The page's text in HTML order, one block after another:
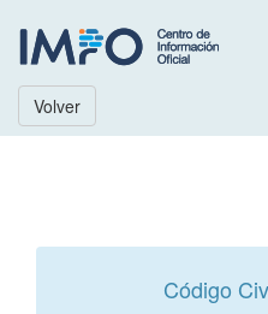
Volver
Código